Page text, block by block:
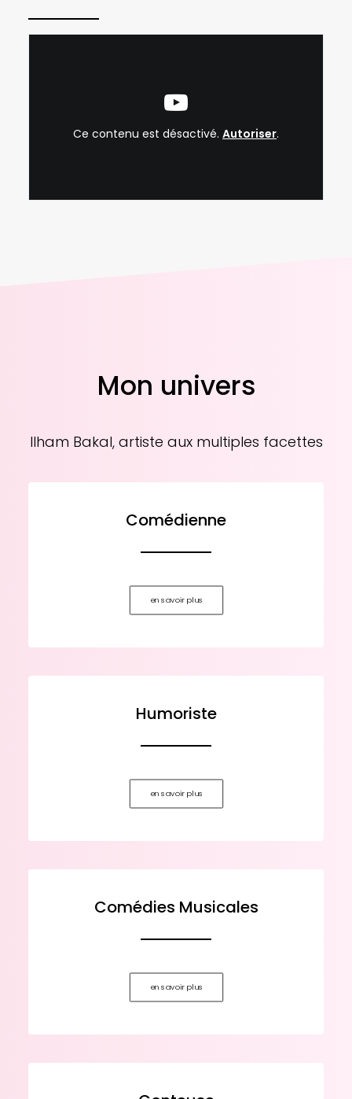
Ce contenu est désactivé. Autoriser.
Mon univers
Ilham Bakal, artiste aux multiples facettes
Comédienne
en savoir plus
Humoriste
en savoir plus
Comédies Musicales
en savoir plus